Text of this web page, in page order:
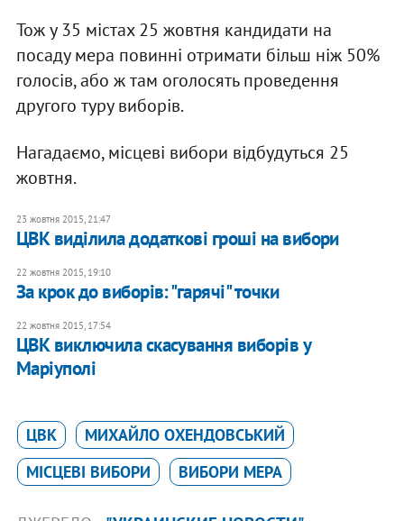
Тож у 35 містах 25 жовтня кандидати на
посаду мера повинні отримати більш ніж 50%
голосів, або ж там оголосять проведення
другого туру виборів.
Нагадаємо, місцеві вибори відбудуться 25
жовтня.
23 жовтня 2015, 21:47
ЦВК виділила додаткові гроші на вибори
22 жовтня 2015, 19:10
За крок до виборів: "гарячі" точки
22 жовтня 2015, 17:54
ЦВК виключила скасування виборів у
Маріуполі
ЦВК
МИХАЙЛО ОХЕНДОВСЬКИЙ
МІСЦЕВІ ВИБОРИ
ВИБОРИ МЕРА